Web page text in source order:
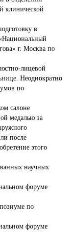
клинической
в
г. Москва по
лицевой
Неоднократно
по
салоне
медалью за
после
этого
научных
форуме
по
форуме